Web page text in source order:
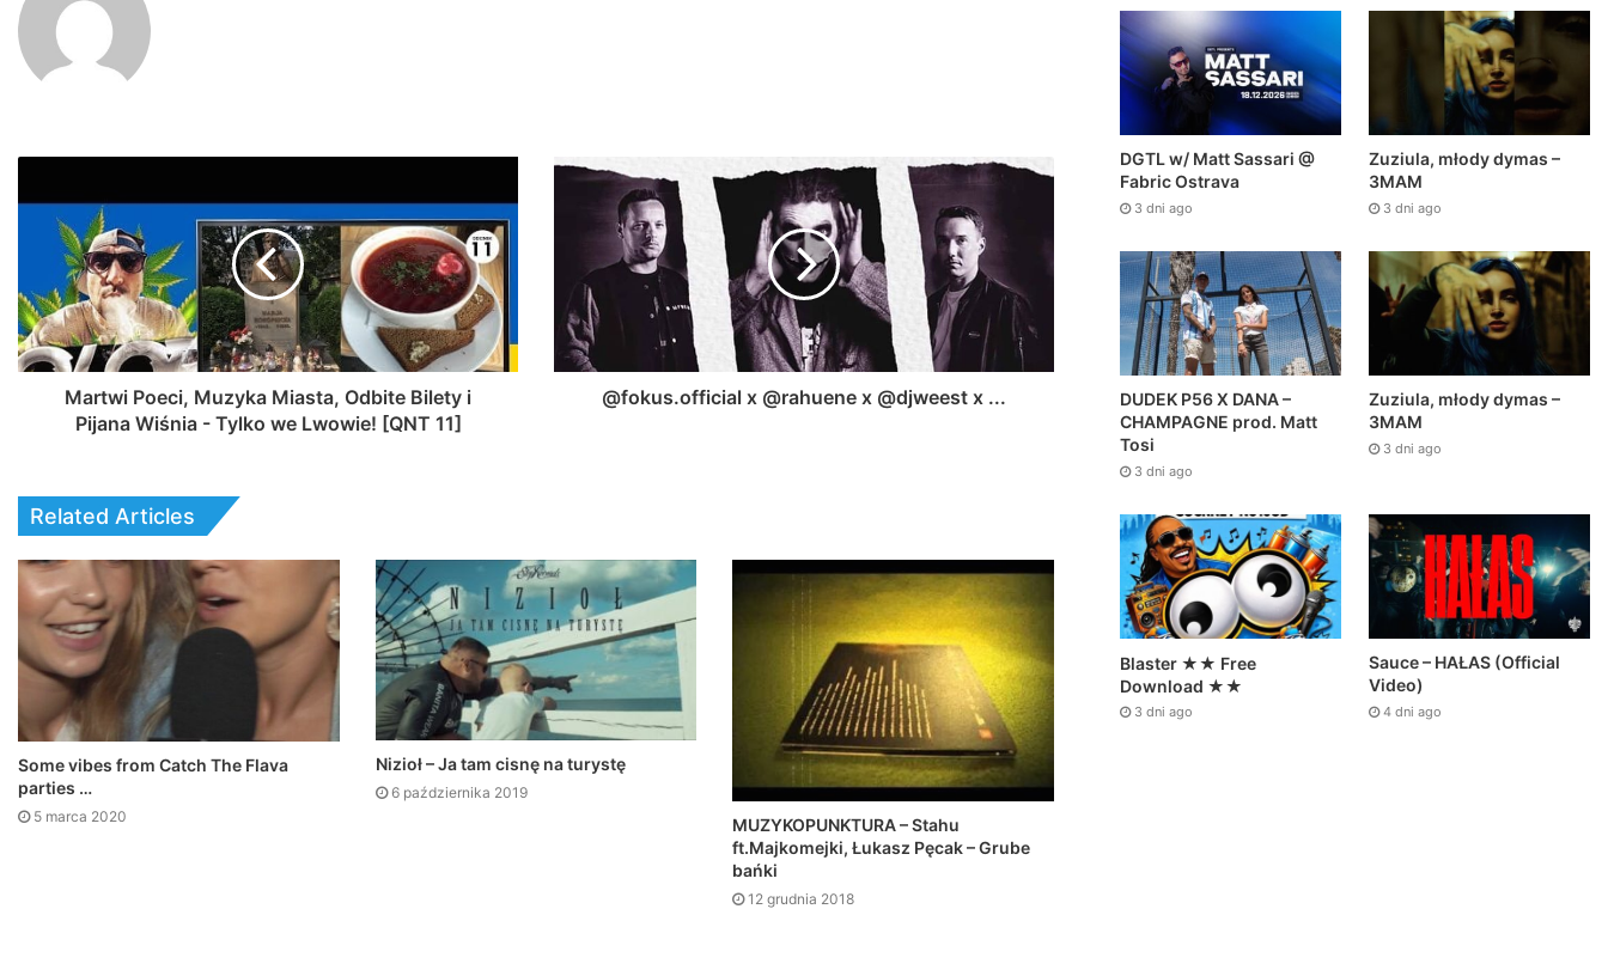
Martwi Poeci, Muzyka Miasta, Odbite Bilety i
Pijana Wiśnia - Tylko we Lwowie! [QNT 11]
@fokus.official x @rahuene x @djweest x ...
Related Articles
Some vibes from Catch The Flava
parties …
5 marca 2020
Nizioł – Ja tam cisnę na turystę
6 października 2019
MUZYKOPUNKTURA – Stahu
ft.Majkomejki, Łukasz Pęcak – Grube
bańki
12 grudnia 2018
DGTL w/ Matt Sassari @
Fabric Ostrava
3 dni ago
Zuziula, młody dymas –
3MAM
3 dni ago
DUDEK P56 X DANA –
CHAMPAGNE prod. Matt
Tosi
3 dni ago
Zuziula, młody dymas –
3MAM
3 dni ago
Blaster ★★ Free
Download ★★
3 dni ago
Sauce – HAŁAS (Official
Video)
4 dni ago